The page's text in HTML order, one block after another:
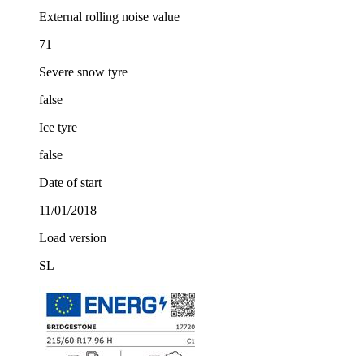
External rolling noise value
71
Severe snow tyre
false
Ice tyre
false
Date of start
11/01/2018
Load version
SL